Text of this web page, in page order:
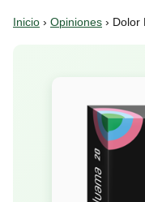
Inicio › Opiniones › Dolor